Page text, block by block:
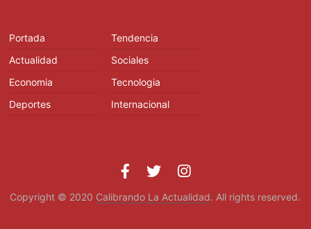
Portada
Actualidad
Economia
Deportes
Tendencia
Sociales
Tecnologia
Internacional
Copyright © 2020 Calibrando La Actualidad. All rights reserved.